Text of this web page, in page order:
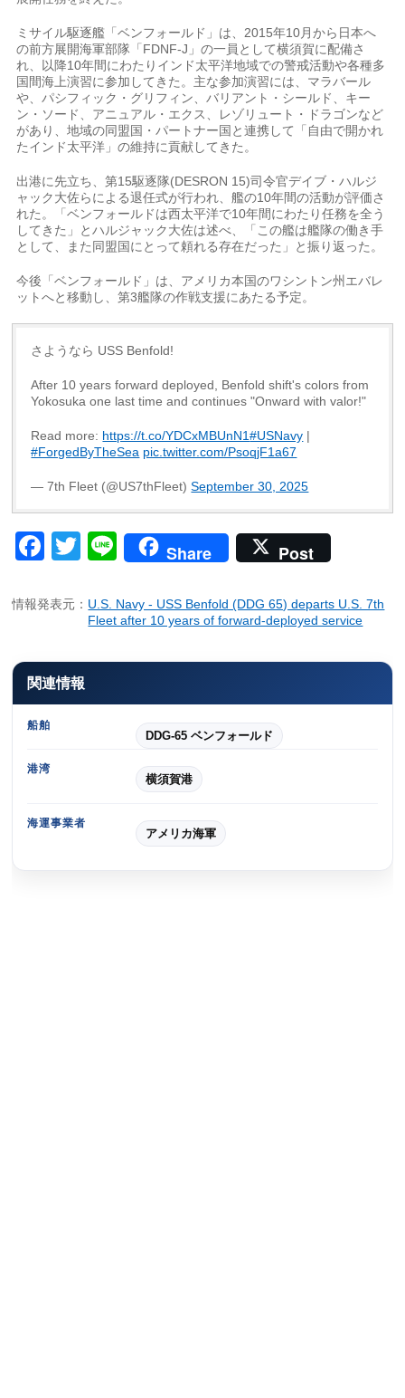
ミサイル駆逐艦「ベンフォールド」は、2015年10月から日本へ
の前方展開海軍部隊「FDNF-J」の一員として横須賀に配備さ
れ、以降10年間にわたりインド太平洋地域での警戒活動や各種多
国間海上演習に参加してきた。主な参加演習には、マラバール
や、パシフィック・グリフィン、バリアント・シールド、キー
ン・ソード、アニュアル・エクス、レゾリュート・ドラゴンなど
があり、地域の同盟国・パートナー国と連携して「自由で開かれ
たインド太平洋」の維持に貢献してきた。
出港に先立ち、第15駆逐隊(DESRON 15)司令官デイブ・ハルジ
ャック大佐らによる退任式が行われ、艦の10年間の活動が評価さ
れた。「ベンフォールドは西太平洋で10年間にわたり任務を全う
してきた」とハルジャック大佐は述べ、「この艦は艦隊の働き手
として、また同盟国にとって頼れる存在だった」と振り返った。
今後「ベンフォールド」は、アメリカ本国のワシントン州エバレ
ットへと移動し、第3艦隊の作戦支援にあたる予定。
さようなら USS Benfold!
After 10 years forward deployed, Benfold shift's colors from
Yokosuka one last time and continues "Onward with valor!"
Read more: https://t.co/YDCxMBUnN1#USNavy |
#ForgedByTheSea pic.twitter.com/PsoqjF1a67
— 7th Fleet (@US7thFleet)September 30, 2025
Facebook
Twitter
LineShare Post
情報発表元： U.S. Navy - USS Benfold (DDG 65) departs U.S. 7th
Fleet after 10 years of forward-deployed service
関連情報
船舶
DDG-65 ベンフォールド
港湾
横須賀港
海運事業者
アメリカ海軍